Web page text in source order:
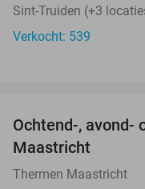
Sint-Truiden (+3
Verkocht: 539
Ochtend-, avond-
Maastricht
Thermen Maastricht